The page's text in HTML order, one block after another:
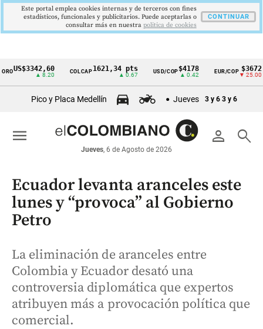
Cintillo
económicos
Colombia
COLCAP1621,34 pts USD/COP$4178
▲ 0.42
EUR/COP $3672
▼ 25.00
Pico y Placa Medellín Jueves 3 y 6 3 y 6
person search
Jueves, 6 de Agosto de 2026
menu
Ecuador levanta aranceles este
lunes y “provoca” al Gobierno
Petro
La eliminación de aranceles entre
Colombia y Ecuador desató una
controversia diplomática que expertos
atribuyen más a provocación política que
comercial.
Este portal emplea cookies internas y de terceros con fines
estadísticos, funcionales y publicitarios. Puede aceptarlas o
consultar más en nuestra politica de cookies
CONTINUAR